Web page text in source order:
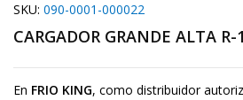
SKU: 090-0001-000022
CARGADOR GRANDE ALTA R-
En FRIO KING, como distribuidor